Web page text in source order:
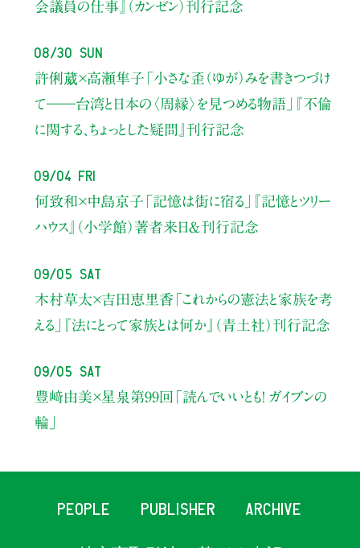
会議員の仕事』（カンゼン）刊行記念
08/30 Sun
許俐葳×高瀬隼子 「小さな歪（ゆが）みを書きつづけ
て――台湾と日本の〈周縁〉を見つめる物語」
『不倫
に関する、ちょっとした疑問』刊行記念
09/04 Fri
何致和×中島京子 「記憶は街に宿る」
『記憶とツリー
ハウス』（小学館）著者来日＆刊行記念
09/05 Sat
木村草太×吉田恵里香 「これからの憲法と家族を考
える」
『法にとって家族とは何か』（青土社）刊行記念
09/05 Sat
豊﨑由美×星泉 第99回「読んでいいとも！ ガイブンの
輪」
PEOPLE PUBLISHER ARCHIVE